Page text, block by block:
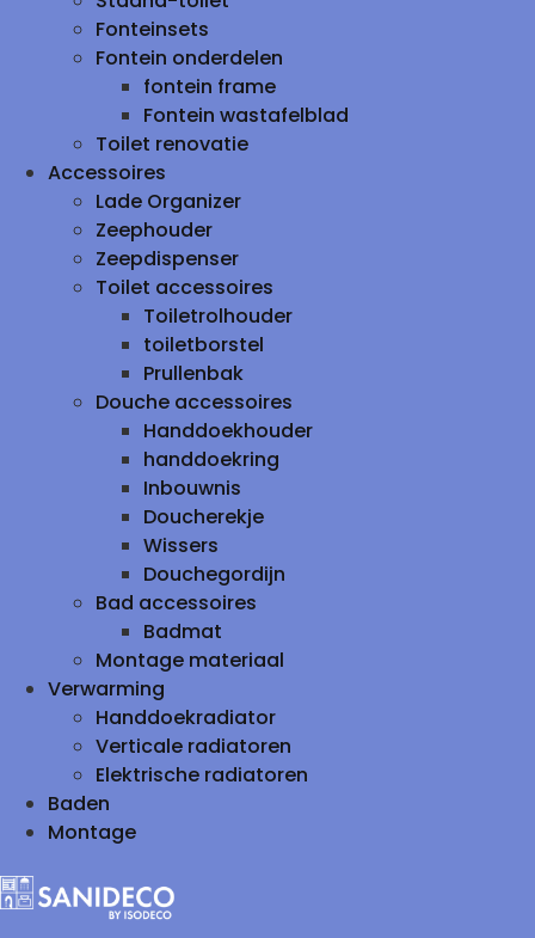
Fonteinsets
Fontein onderdelen
fontein frame
Fontein wastafelblad
Toilet renovatie
Accessoires
Lade Organizer
Zeephouder
Zeepdispenser
Toilet accessoires
Toiletrolhouder
toiletborstel
Prullenbak
Douche accessoires
Handdoekhouder
handdoekring
Inbouwnis
Doucherekje
Wissers
Douchegordijn
Bad accessoires
Badmat
Montage materiaal
Verwarming
Handdoekradiator
Verticale radiatoren
Elektrische radiatoren
Baden
Montage